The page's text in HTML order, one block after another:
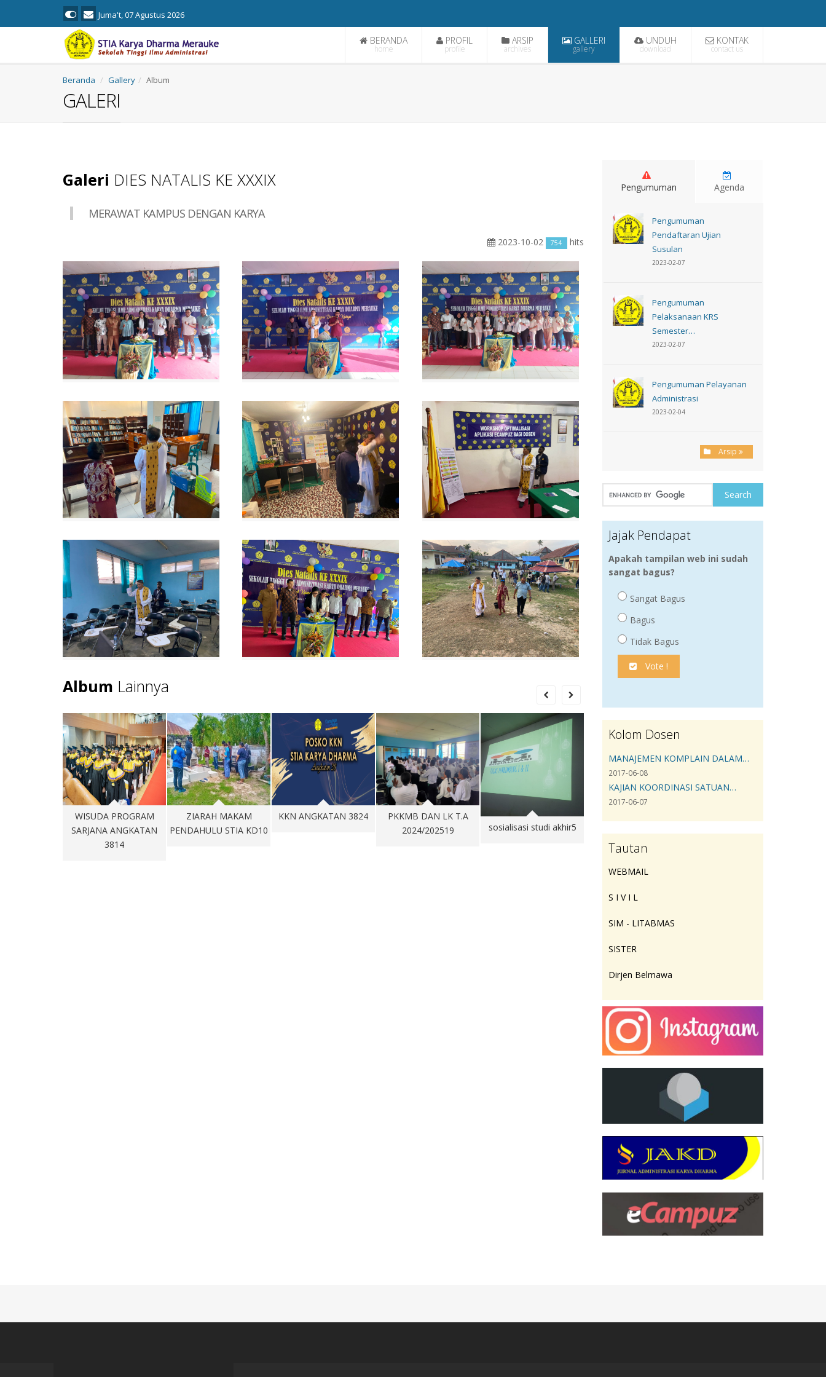
Juma't, 07 Agustus 2026
BERANDA
home
PROFIL
profile
ARSIP
archives
GALLERI
gallery
UNDUH
download
KONTAK
contact us
Beranda Gallery Album
GALERI
Galeri DIES NATALIS KE XXXIX
MERAWAT KAMPUS DENGAN KARYA
2023-10-02 754 hits
Album Lainnya
ZIARAH MAKAM
PENDAHULU STIA KD10
KKN ANGKATAN 3824
PKKMB DAN LK T.A
sosialisasi studi akhir5
yudisium angkatan 38
tahun 20237
Pengumuman Agenda
Pengumuman
Pendaftaran Ujian
Susulan
2023-02-07
Pengumuman
Pelaksanaan KRS
Semester…
2023-02-07
Pengumuman Pelayanan
Administrasi
2023-02-04
Arsip
Jajak Pendapat
Apakah tampilan web ini sudah
sangat bagus?
Sangat Bagus
Bagus
Tidak Bagus
Vote !
Kolom Dosen
MANAJEMEN KOMPLAIN DALAM…
2017-06-08
KAJIAN KOORDINASI SATUAN…
2017-06-07
Tautan
WEBMAIL
S I V I L
SIM - LITABMAS
SISTER
Dirjen Belmawa